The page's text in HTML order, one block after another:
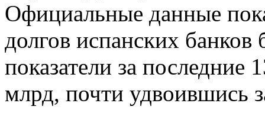
Официальные данные
долгов испанских
показатели за последние
млрд, почти удвоившись